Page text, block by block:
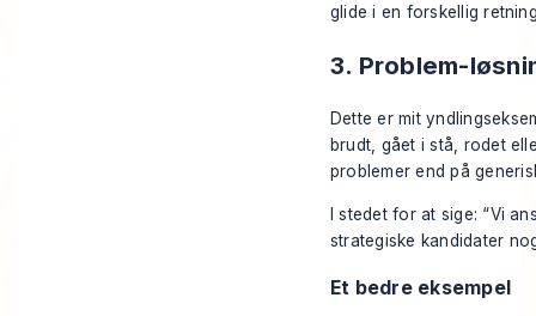
glide i en forskellig
3. Problem-
Dette er mit
brudt, gået i stå, rodet
problemer end på
I stedet for at sige: “Vi
strategiske kandidater
Et bedre eksempel